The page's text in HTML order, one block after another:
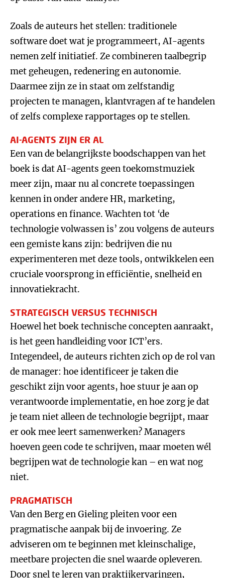
Zoals de auteurs het stellen: traditionele
software doet wat je programmeert, AI-agents
nemen zelf initiatief. Ze combineren taalbegrip
met geheugen, redenering en autonomie.
Daarmee zijn ze in staat om zelfstandig
projecten te managen, klantvragen af te handelen
of zelfs complexe rapportages op te stellen.
AI-AGENTS ZIJN ER AL
Een van de belangrijkste boodschappen van het
boek is dat AI-agents geen toekomstmuziek
meer zijn, maar nu al concrete toepassingen
kennen in onder andere HR, marketing,
operations en finance. Wachten tot ‘de
technologie volwassen is’ zou volgens de auteurs
een gemiste kans zijn: bedrijven die nu
experimenteren met deze tools, ontwikkelen een
cruciale voorsprong in efficiëntie, snelheid en
innovatiekracht.
STRATEGISCH VERSUS TECHNISCH
Hoewel het boek technische concepten aanraakt,
is het geen handleiding voor ICT’ers.
Integendeel, de auteurs richten zich op de rol van
de manager: hoe identificeer je taken die
geschikt zijn voor agents, hoe stuur je aan op
verantwoorde implementatie, en hoe zorg je dat
je team niet alleen de technologie begrijpt, maar
er ook mee leert samenwerken? Managers
hoeven geen code te schrijven, maar moeten wél
begrijpen wat de technologie kan – en wat nog
niet.
PRAGMATISCH
Van den Berg en Gieling pleiten voor een
pragmatische aanpak bij de invoering. Ze
adviseren om te beginnen met kleinschalige,
meetbare projecten die snel waarde opleveren.
Door snel te leren van praktijkervaringen,